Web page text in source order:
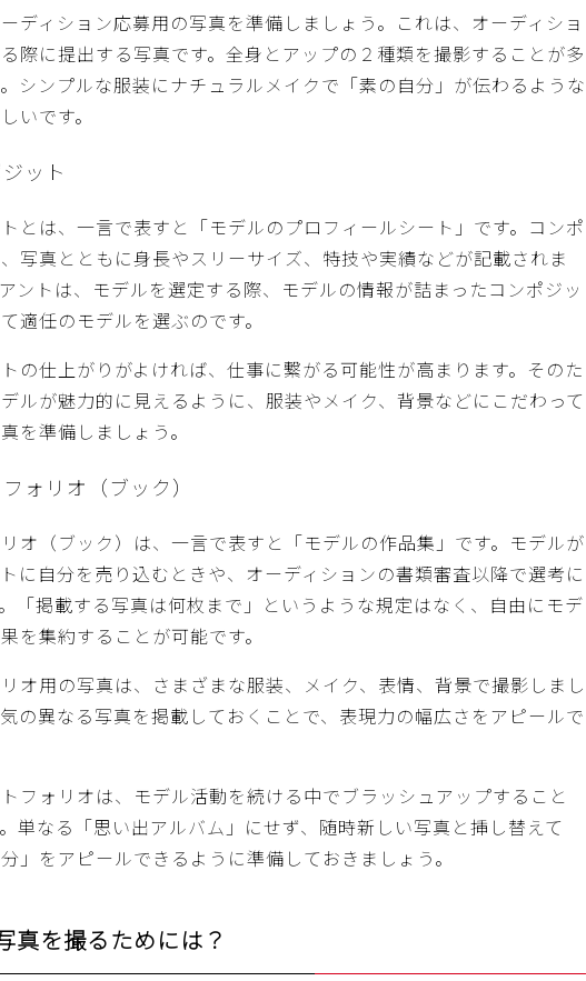
ディション応募用の写真を準備しましょう。これは、オーディショ
際に提出する写真です。全身とアップの２種類を撮影することが多
シンプルな服装にナチュラルメイクで「素の自分」が伝わるような
いです。
ット
とは、一言で表すと「モデルのプロフィールシート」です。コンポ
写真とともに身長やスリーサイズ、特技や実績などが記載されま
ントは、モデルを選定する際、モデルの情報が詰まったコンポジッ
適任のモデルを選ぶのです。
の仕上がりがよければ、仕事に繋がる可能性が高まります。そのた
ルが魅力的に見えるように、服装やメイク、背景などにこだわって
を準備しましょう。
ォリオ（ブック）
オ（ブック）は、一言で表すと「モデルの作品集」です。モデルが
に自分を売り込むときや、オーディションの書類審査以降で選考に
「掲載する写真は何枚まで」というような規定はなく、自由にモデ
を集約することが可能です。
オ用の写真は、さまざまな服装、メイク、表情、背景で撮影しまし
の異なる写真を掲載しておくことで、表現力の幅広さをアピールで
フォリオは、モデル活動を続ける中でブラッシュアップすること
単なる「思い出アルバム」にせず、随時新しい写真と挿し替えて
分」をアピールできるように準備しておきましょう。
真を撮るためには？